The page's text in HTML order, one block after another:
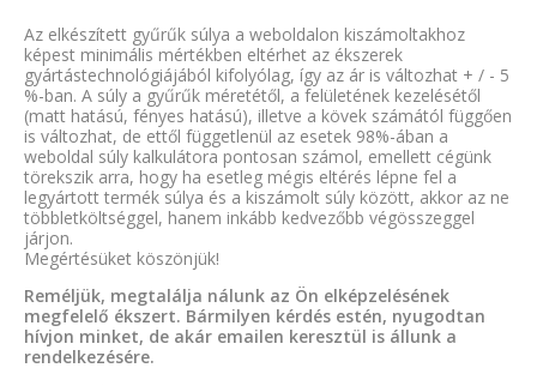
Az elkészített gyűrűk súlya a weboldalon kiszámoltakhoz
képest minimális mértékben eltérhet az ékszerek
gyártástechnológiájából kifolyólag, így az ár is változhat + / - 5
%-ban. A súly a gyűrűk méretétől, a felületének kezelésétől
(matt hatású, fényes hatású), illetve a kövek számától függően
is változhat, de ettől függetlenül az esetek 98%-ában a
weboldal súly kalkulátora pontosan számol, emellett cégünk
törekszik arra, hogy ha esetleg mégis eltérés lépne fel a
legyártott termék súlya és a kiszámolt súly között, akkor az ne
többletköltséggel, hanem inkább kedvezőbb végösszeggel
járjon.
Megértésüket köszönjük!
Reméljük, megtalálja nálunk az Ön elképzelésének
megfelelő ékszert. Bármilyen kérdés estén, nyugodtan
hívjon minket, de akár emailen keresztül is állunk a
rendelkezésére.